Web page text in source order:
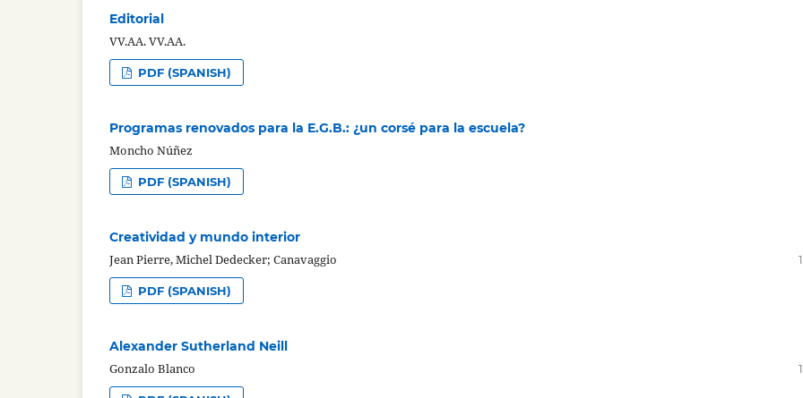
Editorial
VV.AA. VV.AA.
PDF (SPANISH)
Programas renovados para la E.G.B.: ¿un corsé para la escuela?
Moncho Núñez
PDF (SPANISH)
Creatividad y mundo interior
Jean Pierre, Michel Dedecker; Canavaggio
PDF (SPANISH)
Alexander Sutherland Neill
Gonzalo Blanco